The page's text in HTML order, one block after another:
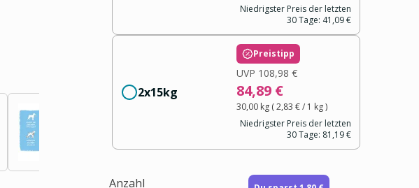
Niedrigster Preis der letzten
30 Tage: 41,09 €
2x15kg
Preistipp
UVP 108,98 €
84,89 €
30,00 kg(2,83 €/ 1 kg)
Niedrigster Preis der letzten
30 Tage: 81,19 €
Anzahl